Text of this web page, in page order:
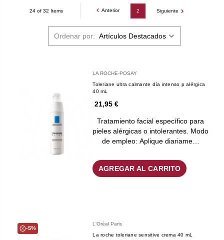
24 of 32 Items Anterior 2 Siguiente
Ordenar por:
LA ROCHE-POSAY
Toleriane ultra calmante día intenso p alérgica
40 mL
21,95 €
Tratamiento facial específico para
pieles alérgicas o intolerantes. Modo
de empleo: Aplique diariame…
AGREGAR AL CARRITO
-5%
L'Oréal Paris
La roche toleriane sensitive crema 40 mL